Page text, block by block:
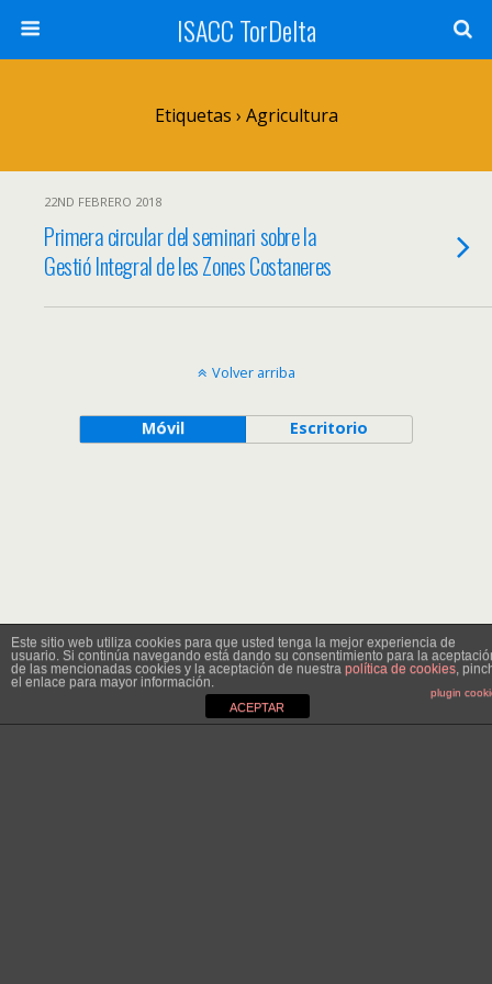
ISACC TorDelta
Etiquetas › Agricultura
22ND FEBRERO 2018
Primera circular del seminari sobre la
Gestió Integral de les Zones Costaneres
Volver arriba
Móvil Escritorio
Este sitio web utiliza cookies para que usted tenga la mejor experiencia de
usuario. Si continúa navegando está dando su consentimiento para la
de las mencionadas cookies y la aceptación de nuestra política de cookies,
el enlace para mayor información.
plugin
ACEPTAR